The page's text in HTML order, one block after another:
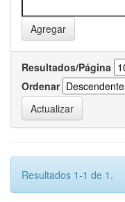
Resultados/Página
Ordenar
Resultados 1-1 de 1.